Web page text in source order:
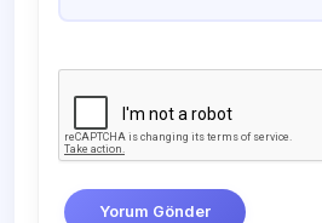
Yorum Gönder